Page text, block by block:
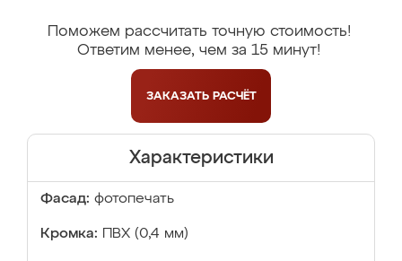
Поможем рассчитать точную стоимость!
Ответим менее, чем за 15 минут!
ЗАКАЗАТЬ РАСЧЁТ
Характеристики
Фасад: фотопечать
Кромка: ПВХ (0,4 мм)